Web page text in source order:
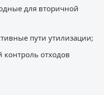
для вторичной
пути утилизации;
контроль отходов